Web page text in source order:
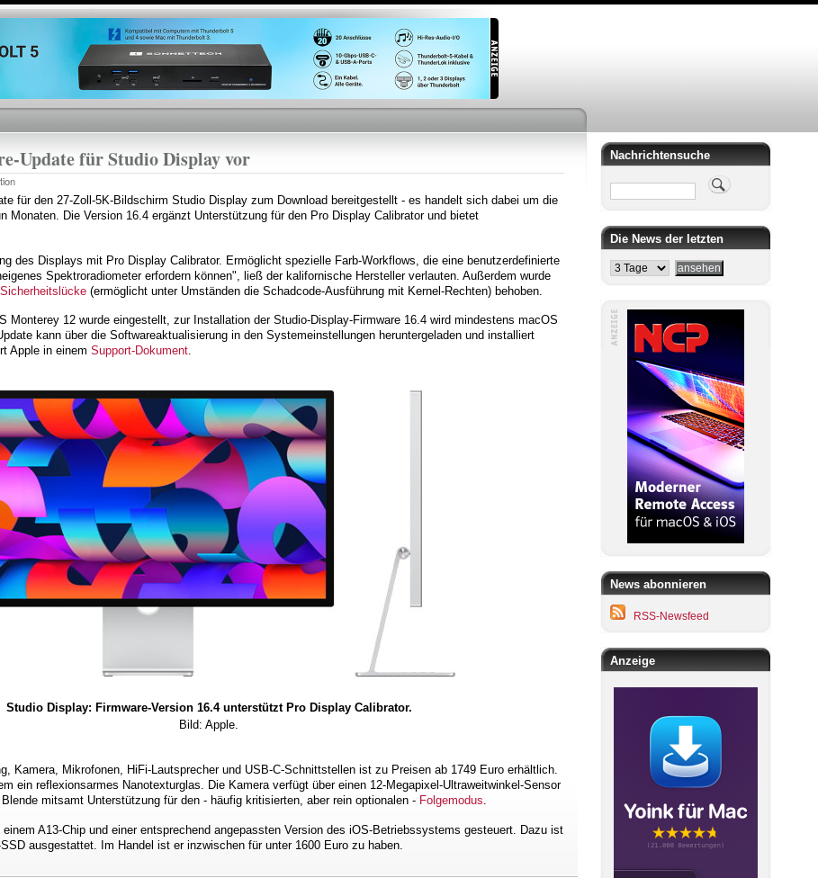
Direkt
zum
Inhalt
Update für Studio Display vor
für den 27-Zoll-5K-Bildschirm Studio Display zum Download bereitgestellt - es handelt sich dabei um die
Monaten. Die Version 16.4 ergänzt Unterstützung für den Pro Display Calibrator und bietet
des Displays mit Pro Display Calibrator. Ermöglicht spezielle Farb-Workflows, die eine benutzerdefinierte
Spektroradiometer erfordern können", ließ der kalifornische Hersteller verlauten. Außerdem wurde
Sicherheitslücke (ermöglicht unter Umständen die Schadcode-Ausführung mit Kernel-Rechten) behoben.
Monterey 12 wurde eingestellt, zur Installation der Studio-Display-Firmware 16.4 wird mindestens macOS
kann über die Softwareaktualisierung in den Systemeinstellungen heruntergeladen und installiert
Apple in einem Support-Dokument.
Studio Display: Firmware-Version 16.4 unterstützt Pro Display Calibrator.
Bild: Apple.
Kamera, Mikrofonen, HiFi-Lautsprecher und USB-C-Schnittstellen ist zu Preisen ab 1749 Euro erhältlich.
ein reflexionsarmes Nanotexturglas. Die Kamera verfügt über einen 12-Megapixel-Ultraweitwinkel-Sensor
mitsamt Unterstützung für den - häufig kritisierten, aber rein optionalen - Folgemodus.
A13-Chip und einer entsprechend angepassten Version des iOS-Betriebssystems gesteuert. Dazu ist
ausgestattet. Im Handel ist er inzwischen für unter 1600 Euro zu haben.
Nachrichtensuche
Suche
Die News der letzten
News abonnieren
RSS-Newsfeed
Anzeige